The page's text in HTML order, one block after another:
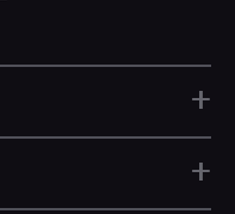
+
+